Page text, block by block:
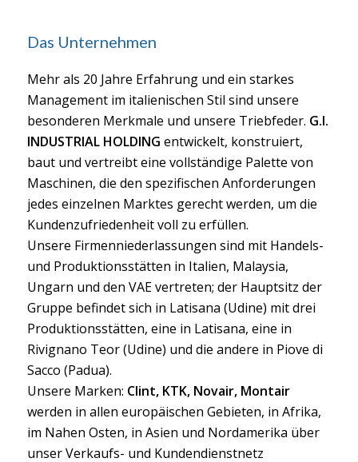
Das Unternehmen
Mehr als 20 Jahre Erfahrung und ein starkes
Management im italienischen Stil sind unsere
besonderen Merkmale und unsere Triebfeder. G.I.
INDUSTRIAL HOLDING entwickelt, konstruiert,
baut und vertreibt eine vollständige Palette von
Maschinen, die den spezifischen Anforderungen
jedes einzelnen Marktes gerecht werden, um die
Kundenzufriedenheit voll zu erfüllen.
Unsere Firmenniederlassungen sind mit Handels-
und Produktionsstätten in Italien, Malaysia,
Ungarn und den VAE vertreten; der Hauptsitz der
Gruppe befindet sich in Latisana (Udine) mit drei
Produktionsstätten, eine in Latisana, eine in
Rivignano Teor (Udine) und die andere in Piove di
Sacco (Padua).
Unsere Marken: Clint, KTK, Novair, Montair
werden in allen europäischen Gebieten, in Afrika,
im Nahen Osten, in Asien und Nordamerika über
unser Verkaufs- und Kundendienstnetz